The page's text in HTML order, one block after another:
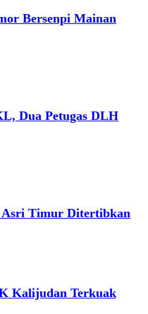
Bersenpi Mainan
Dua Petugas DLH
Asri Timur Ditertibkan
Kalijudan Terkuak